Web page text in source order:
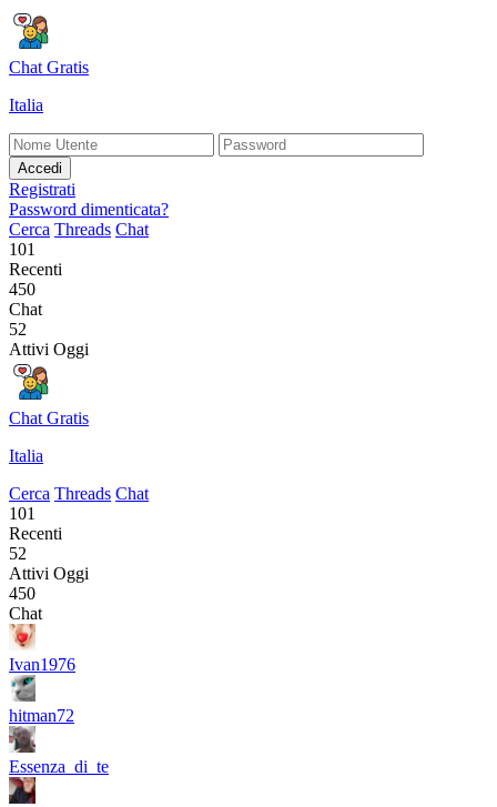
Chat Gratis
Italia
Accedi
Registrati
Password dimenticata?
Cerca Threads Chat
101
Recenti
450
Chat
52
Attivi Oggi
Chat Gratis
Italia
Cerca Threads Chat
101
Recenti
52
Attivi Oggi
450
Chat
Ivan1976
hitman72
Essenza_di_te